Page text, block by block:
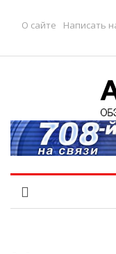
О сайте
Написать